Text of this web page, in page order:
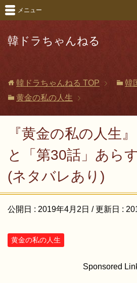
韓ドラちゃんねる
メニュー
韓ドラちゃんねる TOP
韓
黄金の私の人生
『黄金の私の人生
と「第30話」あら
(ネタバレあり)
公開日 : 2019年4月2日 / 更新日 :
黄金の私の人生
Sponsored